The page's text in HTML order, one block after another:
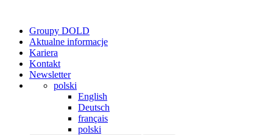
Groupy DOLD
Aktualne informacje
Kariera
Kontakt
Newsletter
polski
English
Deutsch
français
polski